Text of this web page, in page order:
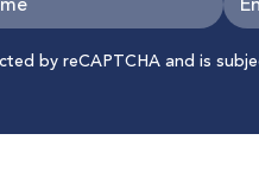
by reCAPTCHA and is